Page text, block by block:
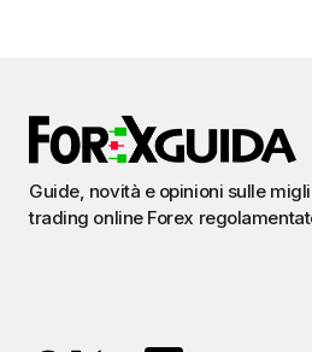
Guide, novità e opinioni sulle
trading online Forex